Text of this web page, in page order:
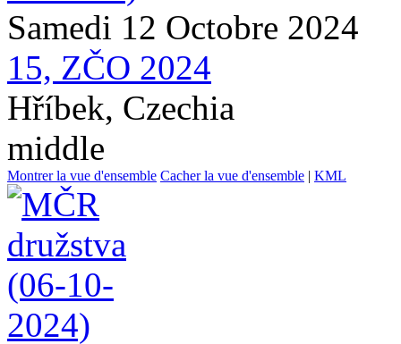
Samedi 12 Octobre 2024
15, ZČO 2024
Hříbek, Czechia
middle
Montrer la vue d'ensemble Cacher la vue d'ensemble | KML